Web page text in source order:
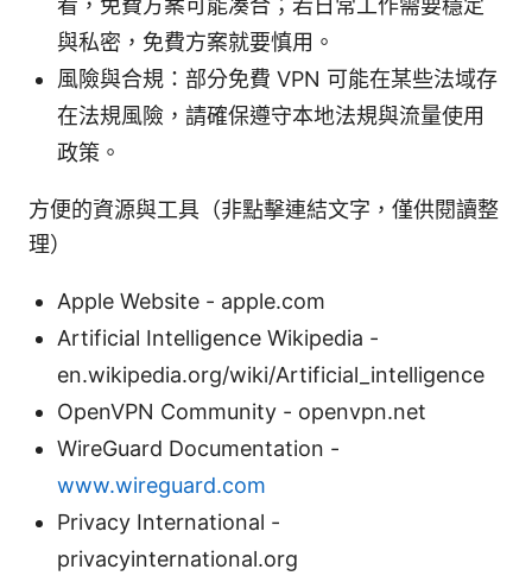
看，免費方案可能凑合；若日常工作需要穩定
與私密，免費方案就要慎用。
風險與合規：部分免費 VPN 可能在某些法域存
在法規風險，請確保遵守本地法規與流量使用
政策。
方便的資源與工具（非點擊連結文字，僅供閱讀整
理）
Apple Website - apple.com
Artificial Intelligence Wikipedia -
en.wikipedia.org/wiki/Artificial_intelligence
OpenVPN Community - openvpn.net
WireGuard Documentation -
www.wireguard.com
Privacy International -
privacyinternational.org